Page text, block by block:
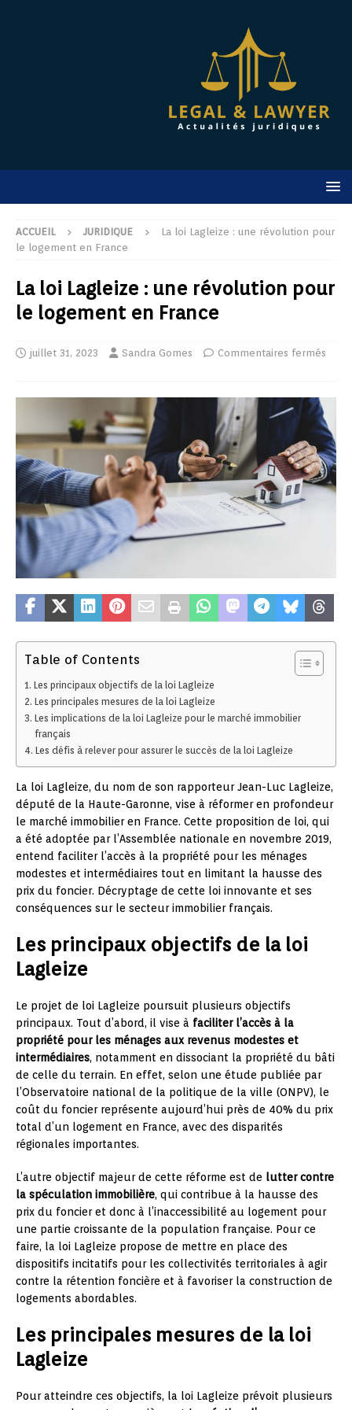
ACCUEIL JURIDIQUE
La loi Lagleize : une révolution pour
le logement en France
La loi Lagleize : une révolution pour
le logement en France
juillet 31, 2023 Sandra Gomes Commentaires fermés
Table of Contents
Les principaux objectifs de la loi Lagleize
Les principales mesures de la loi Lagleize
Les implications de la loi Lagleize pour le marché immobilier
français
Les défis à relever pour assurer le succès de la loi Lagleize
La loi Lagleize, du nom de son rapporteur Jean-Luc Lagleize,
député de la Haute-Garonne, vise à réformer en profondeur
le marché immobilier en France. Cette proposition de loi, qui
a été adoptée par l’Assemblée nationale en novembre 2019,
entend faciliter l’accès à la propriété pour les ménages
modestes et intermédiaires tout en limitant la hausse des
prix du foncier. Décryptage de cette loi innovante et ses
conséquences sur le secteur immobilier français.
Les principaux objectifs de la loi
Lagleize
Le projet de loi Lagleize poursuit plusieurs objectifs
principaux. Tout d’abord, il vise à faciliter l’accès à la
propriété pour les ménages aux revenus modestes et
intermédiaires, notamment en dissociant la propriété du bâti
de celle du terrain. En effet, selon une étude publiée par
l’Observatoire national de la politique de la ville (ONPV), le
coût du foncier représente aujourd’hui près de 40% du prix
total d’un logement en France, avec des disparités
régionales importantes.
L’autre objectif majeur de cette réforme est de lutter contre
la spéculation immobilière, qui contribue à la hausse des
prix du foncier et donc à l’inaccessibilité au logement pour
une partie croissante de la population française. Pour ce
faire, la loi Lagleize propose de mettre en place des
dispositifs incitatifs pour les collectivités territoriales à agir
contre la rétention foncière et à favoriser la construction de
logements abordables.
Les principales mesures de la loi
Lagleize
Pour atteindre ces objectifs, la loi Lagleize prévoit plusieurs